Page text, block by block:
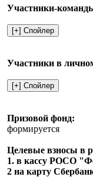
Участники-
Участники в
Призовой фонд:
формируется
Целевые взносы в
1. в кассу РОСО
2 на карту